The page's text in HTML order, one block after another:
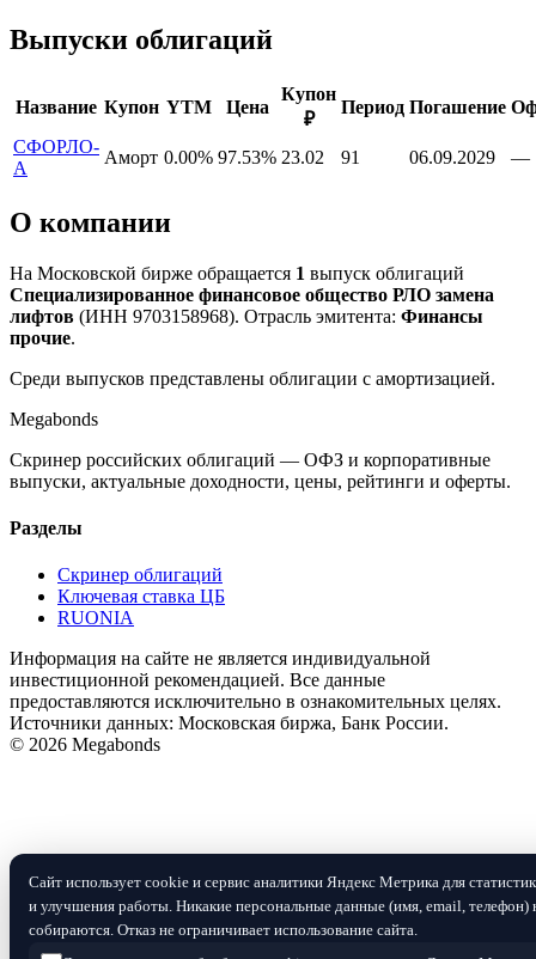
Выпуски облигаций
Название Купон YTM Цена
Купон
₽
Период Погашение
СФОРЛО-
А
Аморт 0.00% 97.53% 23.02 91 06.09.2029 —
О компании
На Московской бирже обращается 1 выпуск облигаций
Специализированное финансовое общество РЛО замена
лифтов (ИНН 9703158968). Отрасль эмитента: Финансы
прочие.
Среди выпусков представлены облигации с амортизацией.
Megabonds
Скринер российских облигаций — ОФЗ и корпоративные
выпуски, актуальные доходности, цены, рейтинги и оферты.
Разделы
Скринер облигаций
Ключевая ставка ЦБ
RUONIA
Информация на сайте не является индивидуальной
инвестиционной рекомендацией. Все данные
предоставляются исключительно в ознакомительных целях.
Источники данных: Московская биржа, Банк России.
© 2026 Megabonds
Сайт использует cookie и сервис аналитики Яндекс Метрика для
и улучшения работы. Никакие персональные данные (имя, email, телефон)
собираются. Отказ не ограничивает использование сайта.